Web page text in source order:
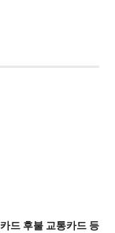
드 후불 교통카드 등